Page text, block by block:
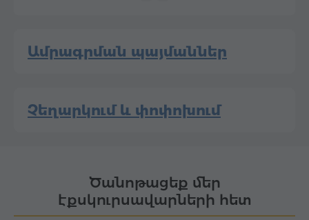
Ամրագրման պայմաններ
Չեղարկում և փոփոխում
Ծանոթացեք մեր
էքսկուրսավարների հետ